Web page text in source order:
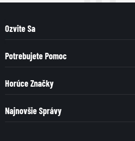
Ozvite Sa
Potrebujete Pomoc
Horúce Značky
Najnovšie Správy